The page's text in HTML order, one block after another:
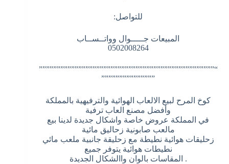
للتواصل:
المبيعات جـــــوال وواتــســاب
0502008264
“”””””””””””””””””””””””””””””””””””””””””””””””””
”””””””””””””””
كوخ المرح لبيع الالعاب الهوائية والترفيهية بالمملكة
وأفضل مصنع العاب ترفية
في المملكة عروض خاصة واشكال جديدة لدينا بيع
مالعب صابونية زحاليق مائية
زحليقات هوائية نطيطة مع زحليقة جانبية ملعب مائي
نطيطات هوائية يتوفر جميع
. المقاسات بالوان واالشكال الجديدة